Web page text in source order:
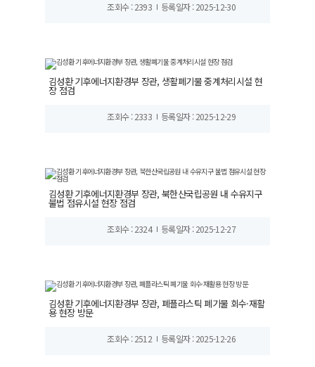
조회수 : 2393 등록일자 : 2025-12-30
김성환 기후에너지환경부 장관, 생활폐기물 중계처리시설 현
장 점검
조회수 : 2333 등록일자 : 2025-12-29
김성환 기후에너지환경부 장관, 북한산국립공원 내 수유지구
불법 점유시설 현장 점검
조회수 : 2324 등록일자 : 2025-12-27
김성환 기후에너지환경부 장관, 폐플라스틱 폐기물 회수·재활
용 현장 방문
조회수 : 2512 등록일자 : 2025-12-26